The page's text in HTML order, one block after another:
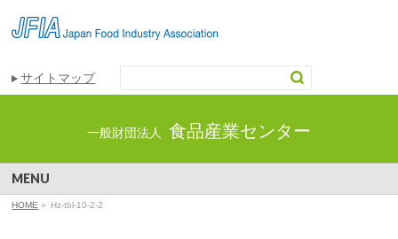
サイトマップ
一般財団法人 食品産業センター
MENU
HOME » Hz-tbl-10-2-2